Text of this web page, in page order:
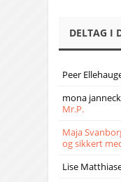
DELTAG I
Peer
mona janneck
Mr.P.
Maja
og sikkert
Lise